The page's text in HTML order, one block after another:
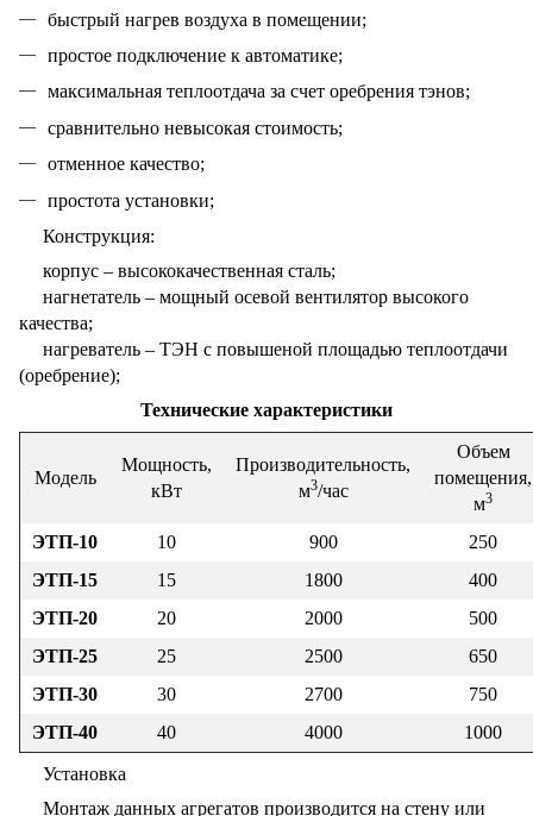
быстрый нагрев воздуха в помещении;
простое подключение к автоматике;
максимальная теплоотдача за счет оребрения тэнов;
сравнительно невысокая стоимость;
отменное качество;
простота установки;
Конструкция:
корпус – высококачественная сталь;
нагнетатель – мощный осевой вентилятор высокого
качества;
нагреватель – ТЭН с повышеной площадью теплоотдачи
(оребрение);
Технические характеристики
Модель
Мощность,
кВт
Производительность,
м3/час
Объем
помещения,
м3
ЭТП-10 10 900
250
ЭТП-15
15 1800
400
ЭТП-20
20 2000
500
ЭТП-25
25 2500
650
ЭТП-30
30 2700
750
ЭТП-40
40 4000 1000
Установка
Монтаж данных агрегатов производится на стену или